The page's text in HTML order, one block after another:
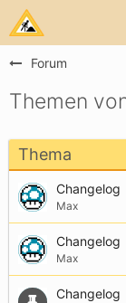
Forum
Themen
Thema
Changelog
Max
Changelog
Max
Changelog